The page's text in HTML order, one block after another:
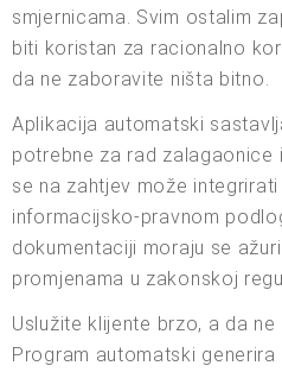
smjernicama. Svim ostalim
biti koristan za racionalno
da ne zaboravite ništa bitno.
Aplikacija automatski
potrebne za rad
se na zahtjev može
informacijsko-pravnom
dokumentaciji moraju se
promjenama u zakonskoj
Uslužite klijente brzo, a da
Program automatski